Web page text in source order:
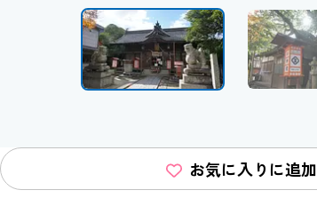
お気に入りに追加